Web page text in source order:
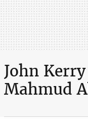
John
Mahmud